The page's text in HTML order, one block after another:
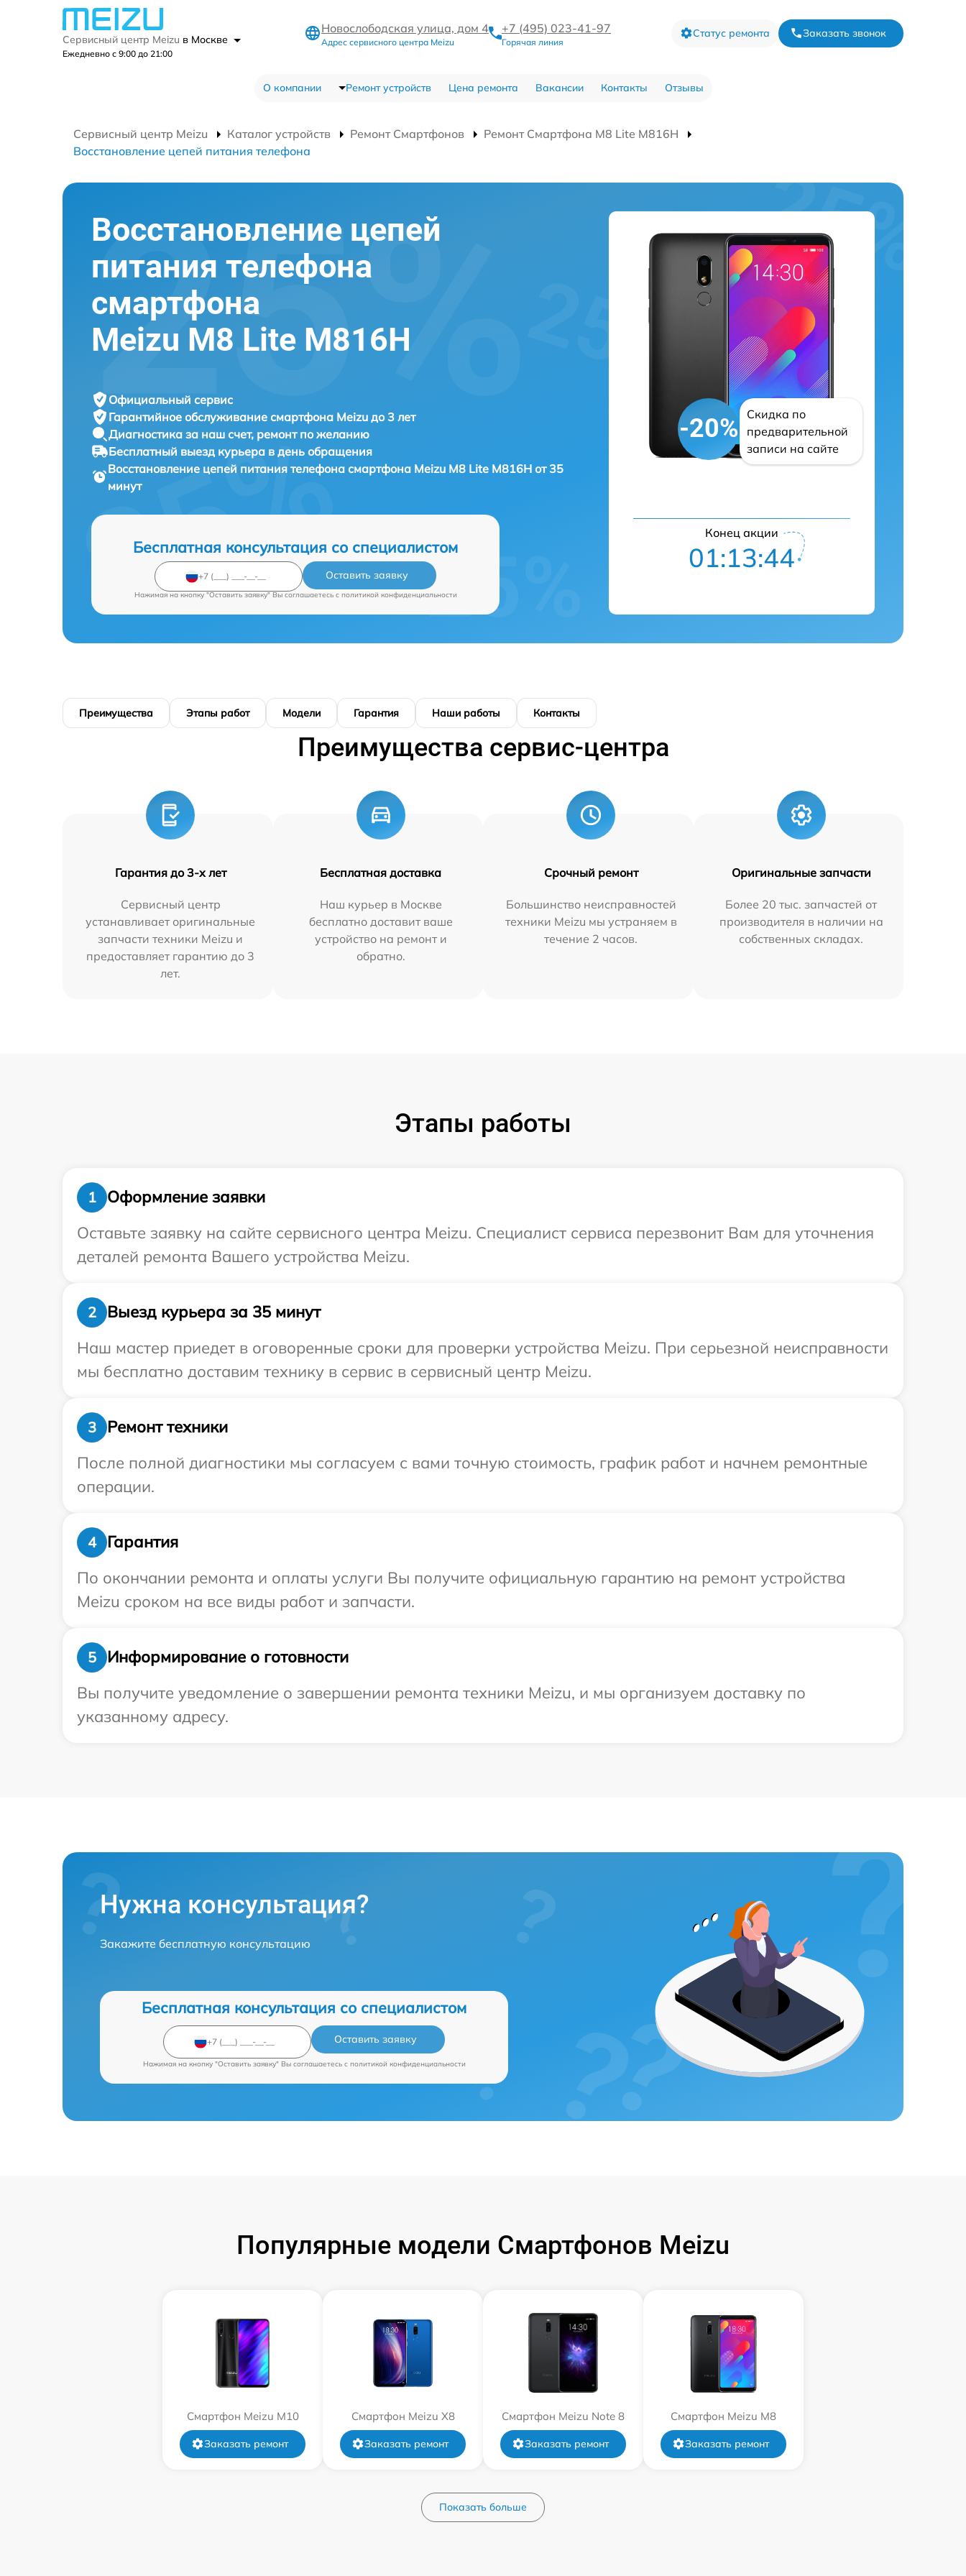
Сервисный центр Meizu в Москве
Ежедневно с 9:00 до 21:00
Новослободская улица, дом 4
Адрес сервисного центра Meizu
+7 (495) 023-41-97
Горячая линия
Статус ремонта Заказать звонок
О компании Ремонт устройств Цена ремонта Вакансии Контакты Отзывы
Сервисный центр Meizu Каталог устройств Ремонт Смартфонов
Ремонт Смартфона M8 Lite M816H
Восстановление цепей питания телефона
Восстановление цепей
питания телефона
смартфона
Meizu M8 Lite M816H
Официальный сервис
Гарантийное обслуживание смартфона Meizu до 3 лет
Диагностика за наш счет, ремонт по желанию
Бесплатный выезд курьера в день обращения
Восстановление цепей питания телефона смартфона Meizu M8 Lite M816H от 35
минут
Бесплатная консультация со специалистом
Оставить заявку
Нажимая на кнопку "Оставить заявку" Вы соглашаетесь c политикой конфиденциальности
-20%
Скидка по
предварительной
записи на сайте
Конец акции
01:13:43
Преимущества Этапы работ Модели Гарантия Наши работы Контакты
Преимущества сервис-центра
Гарантия до 3-х лет
Сервисный центр
устанавливает оригинальные
запчасти техники Meizu и
предоставляет гарантию до 3
лет.
Бесплатная доставка
Наш курьер в Москве
бесплатно доставит ваше
устройство на ремонт и
обратно.
Срочный ремонт
Большинство неисправностей
техники Meizu мы устраняем в
течение 2 часов.
Оригинальные запчасти
Более 20 тыс. запчастей от
производителя в наличии на
собственных складах.
Этапы работы
1
Оформление заявки
Оставьте заявку на сайте сервисного центра Meizu. Специалист сервиса перезвонит Вам для уточнения
деталей ремонта Вашего устройства Meizu.
2
Выезд курьера за 35 минут
Наш мастер приедет в оговоренные сроки для проверки устройства Meizu. При серьезной неисправности
мы бесплатно доставим технику в сервис в сервисный центр Meizu.
3
Ремонт техники
После полной диагностики мы согласуем с вами точную стоимость, график работ и начнем ремонтные
операции.
4
Гарантия
По окончании ремонта и оплаты услуги Вы получите официальную гарантию на ремонт устройства
Meizu сроком на все виды работ и запчасти.
5
Информирование о готовности
Вы получите уведомление о завершении ремонта техники Meizu, и мы организуем доставку по
указанному адресу.
Нужна консультация?
Закажите бесплатную консультацию
Бесплатная консультация со специалистом
Оставить заявку
Нажимая на кнопку "Оставить заявку" Вы соглашаетесь c политикой конфиденциальности
Популярные модели Смартфонов Meizu
Смартфон Meizu M10
Заказать ремонт
Смартфон Meizu X8
Заказать ремонт
Смартфон Meizu Note 8
Заказать ремонт
Смартфон Meizu M8
Заказать ремонт
Показать больше